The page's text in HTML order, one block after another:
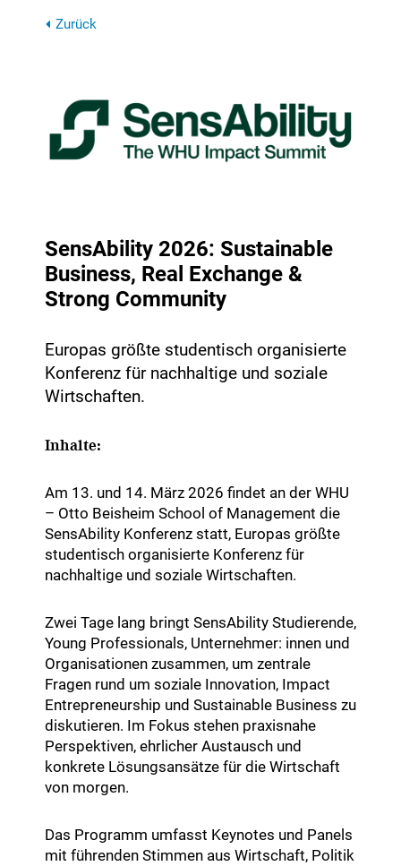
Zurück
SensAbility 2026: Sustainable
Business, Real Exchange &
Strong Community
Europas größte studentisch organisierte
Konferenz für nachhaltige und soziale
Wirtschaften.
Inhalte:
Am 13. und 14. März 2026 findet an der WHU
– Otto Beisheim School of Management die
SensAbility Konferenz statt, Europas größte
studentisch organisierte Konferenz für
nachhaltige und soziale Wirtschaften.
Zwei Tage lang bringt SensAbility Studierende,
Young Professionals, Unternehmer: innen und
Organisationen zusammen, um zentrale
Fragen rund um soziale Innovation, Impact
Entrepreneurship und Sustainable Business zu
diskutieren. Im Fokus stehen praxisnahe
Perspektiven, ehrlicher Austausch und
konkrete Lösungsansätze für die Wirtschaft
von morgen.
Das Programm umfasst Keynotes und Panels
mit führenden Stimmen aus Wirtschaft, Politik